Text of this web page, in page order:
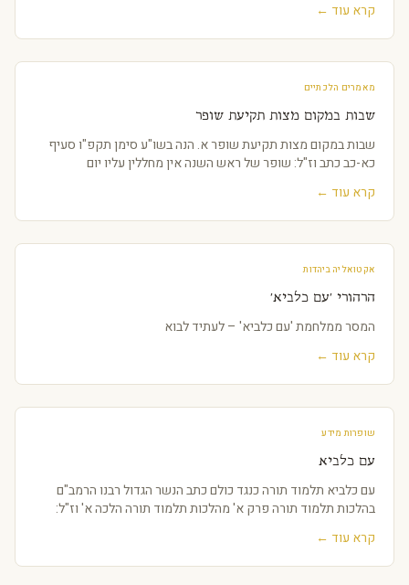
קרא עוד ←
מאמרים הלכתיים
שבות במקום מצות תקיעת שופר
שבות במקום מצות תקיעת שופר א. הנה בשו"ע סימן תקפ"ו סעיף
כא-כב כתב וז"ל: שופר של ראש השנה אין מחללין עליו יום
קרא עוד ←
אקטואליה ביהדות
הרהורי 'עם כלביא'
המסר ממלחמת 'עם כלביא' – לעתיד לבוא
קרא עוד ←
שופרות מידע
עם כלביא
עם כלביא תלמוד תורה כנגד כולם כתב הנשר הגדול רבנו הרמב"ם
בהלכות תלמוד תורה פרק א' מהלכות תלמוד תורה הלכה א' וז"ל:
קרא עוד ←